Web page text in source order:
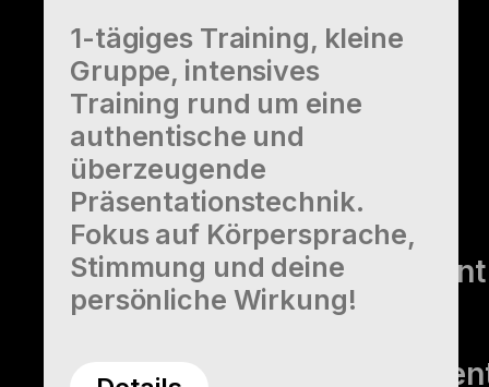
Transformation
Resilienztraining
Selbst­reflexion
Zeit- und
Selbstmanagement
1-tägiges Training, kleine
Gruppe, intensives
Training rund um eine
authentische und
überzeugende
Präsentationstechnik.
Fokus auf Körpersprache,
Stimmung und deine
persönliche Wirkung!